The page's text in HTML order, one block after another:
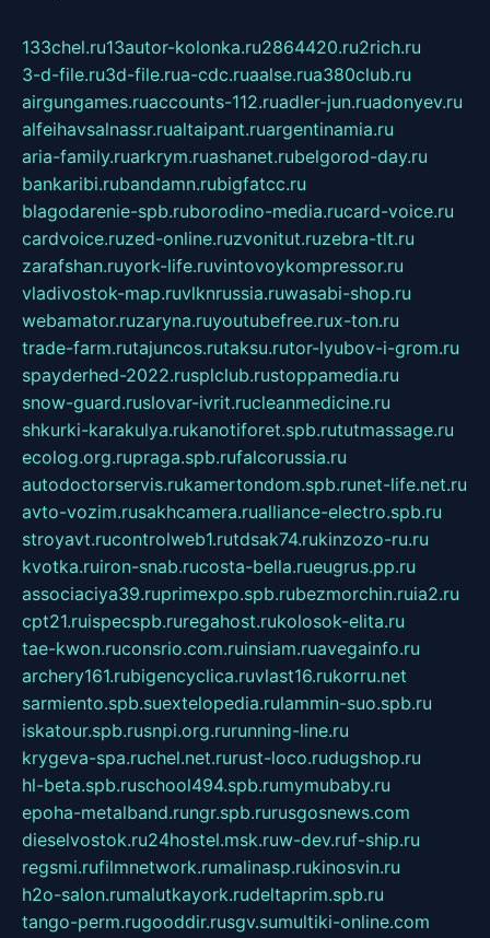
133chel.ru13autor-kolonka.ru2864420.ru2rich.ru
3-d-file.ru3d-file.rua-cdc.ruaalse.rua380club.ru
airgungames.ruaccounts-112.ruadler-jun.ruadonyev.ru
alfeihavsalnassr.rualtaipant.ruargentinamia.ru
aria-family.ruarkrym.ruashanet.rubelgorod-day.ru
bankaribi.rubandamn.rubigfatcc.ru
blagodarenie-spb.ruborodino-media.rucard-voice.ru
cardvoice.ruzed-online.ruzvonitut.ruzebra-tlt.ru
zarafshan.ruyork-life.ruvintovoykompressor.ru
vladivostok-map.ruvlknrussia.ruwasabi-shop.ru
webamator.ruzaryna.ruyoutubefree.rux-ton.ru
trade-farm.rutajuncos.rutaksu.rutor-lyubov-i-grom.ru
spayderhed-2022.rusplclub.rustoppamedia.ru
snow-guard.ruslovar-ivrit.rucleanmedicine.ru
shkurki-karakulya.rukanotiforet.spb.rututmassage.ru
ecolog.org.rupraga.spb.rufalcorussia.ru
autodoctorservis.rukamertondom.spb.runet-life.net.ru
avto-vozim.rusakhcamera.rualliance-electro.spb.ru
stroyavt.rucontrolweb1.rutdsak74.rukinzozo-ru.ru
kvotka.ruiron-snab.rucosta-bella.rueugrus.pp.ru
associaciya39.ruprimexpo.spb.rubezmorchin.ruia2.ru
cpt21.ruispecspb.ruregahost.rukolosok-elita.ru
tae-kwon.ruconsrio.com.ruinsiam.ruavegainfo.ru
archery161.rubigencyclica.ruvlast16.rukorru.net
sarmiento.spb.suextelopedia.rulammin-suo.spb.ru
iskatour.spb.rusnpi.org.rurunning-line.ru
krygeva-spa.ruchel.net.rurust-loco.rudugshop.ru
hl-beta.spb.ruschool494.spb.rumymubaby.ru
epoha-metalband.rungr.spb.rurusgosnews.com
dieselvostok.ru24hostel.msk.ruw-dev.ruf-ship.ru
regsmi.rufilmnetwork.rumalinasp.rukinosvin.ru
h2o-salon.rumalutkayork.rudeltaprim.spb.ru
tango-perm.rugooddir.rusgv.sumultiki-online.com